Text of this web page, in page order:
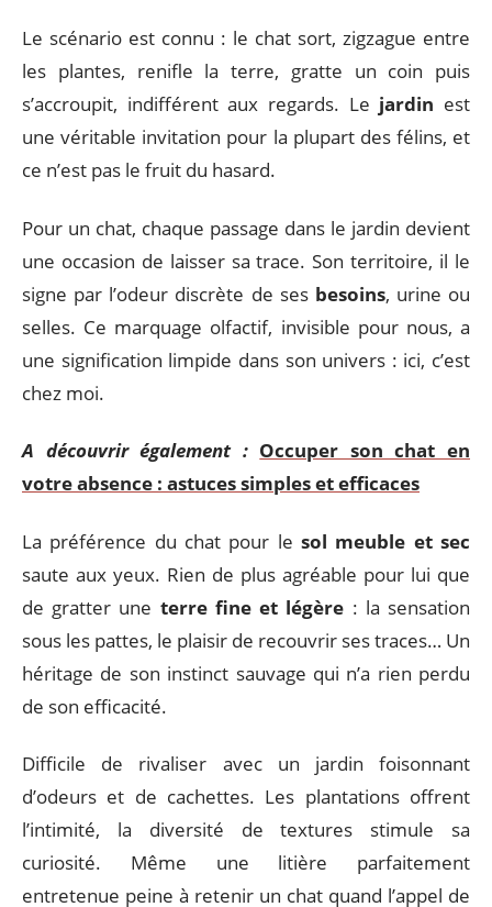
Le scénario est connu : le chat sort, zigzague entre
les plantes, renifle la terre, gratte un coin puis
s’accroupit, indifférent aux regards. Le jardin est
une véritable invitation pour la plupart des félins, et
ce n’est pas le fruit du hasard.
Pour un chat, chaque passage dans le jardin devient
une occasion de laisser sa trace. Son territoire, il le
signe par l’odeur discrète de ses besoins, urine ou
selles. Ce marquage olfactif, invisible pour nous, a
une signification limpide dans son univers : ici, c’est
chez moi.
A découvrir également : Occuper son chat en
votre absence : astuces simples et efficaces
La préférence du chat pour le sol meuble et sec
saute aux yeux. Rien de plus agréable pour lui que
de gratter une terre fine et légère : la sensation
sous les pattes, le plaisir de recouvrir ses traces… Un
héritage de son instinct sauvage qui n’a rien perdu
de son efficacité.
Difficile de rivaliser avec un jardin foisonnant
d’odeurs et de cachettes. Les plantations offrent
l’intimité, la diversité de textures stimule sa
curiosité. Même une litière parfaitement
entretenue peine à retenir un chat quand l’appel de